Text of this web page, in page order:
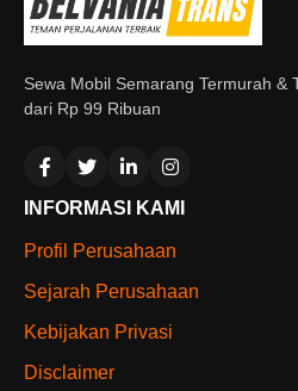
Sewa Mobil Semarang Termurah &
dari Rp 99 Ribuan
INFORMASI KAMI
Profil Perusahaan
Sejarah Perusahaan
Kebijakan Privasi
Disclaimer